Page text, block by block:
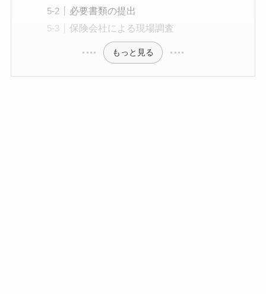
必要書類の提出
保険会社による現場調査
もっと見る